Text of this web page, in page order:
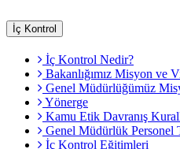
İç Kontrol
İç Kontrol Nedir?
Bakanlığımız Misyon ve
Genel Müdürlüğümüz
Yönerge
Kamu Etik Davranış
Genel Müdürlük Personel
İç Kontrol Eğitimleri